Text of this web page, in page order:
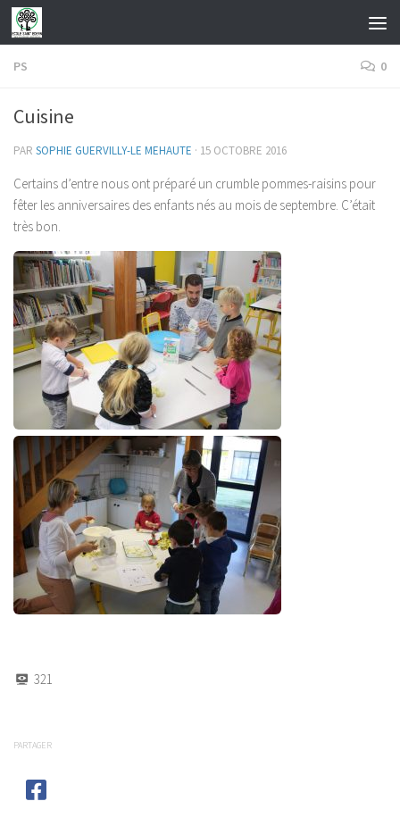
Skip to content
PS 0
Cuisine
PAR SOPHIE GUERVILLY-LE MEHAUTE · 15 OCTOBRE 2016
Certains d’entre nous ont préparé un crumble pommes-raisins pour
fêter les anniversaires des enfants nés au mois de septembre. C’était
très bon.
321
PARTAGER